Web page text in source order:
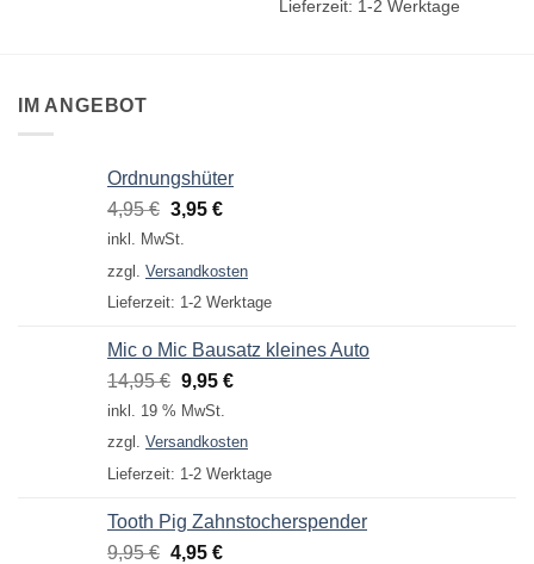
Lieferzeit: 1-2 Werktage
IM ANGEBOT
Ordnungshüter
4,95€ Ursprünglicher
Preis
4,95 €
3,95 €Aktueller
3,95 €.
inkl. MwSt.
zzgl. Versandkosten
Lieferzeit: 1-2 Werktage
Mic o Mic Bausatz kleines Auto
14,95€ Ursprünglicher
Preis
14,95 €
9,95 €Aktueller
9,95 €.
inkl. 19 % MwSt.
zzgl. Versandkosten
Lieferzeit: 1-2 Werktage
Tooth Pig Zahnstocherspender
9,95€ Ursprünglicher
4,95 €Aktueller